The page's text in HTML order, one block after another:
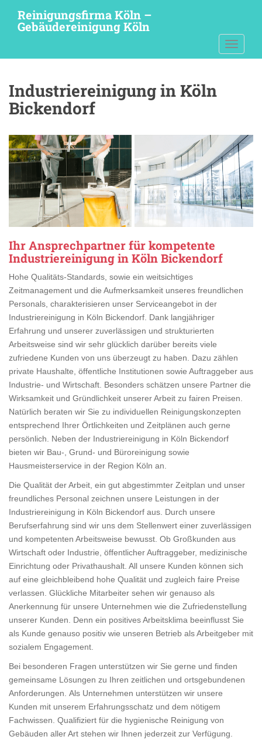
t
Reinigungsfirma Köln –
Gebäudereinigung Köln
Industriereinigung in Köln
Bickendorf
Ihr Ansprechpartner für kompetente
Industriereinigung in Köln Bickendorf
Hohe Qualitäts-Standards, sowie ein weitsichtiges
Zeitmanagement und die Aufmerksamkeit unseres freundlichen
Personals, charakterisieren unser Serviceangebot in der
Industriereinigung in Köln Bickendorf. Dank langjähriger
Erfahrung und unserer zuverlässigen und strukturierten
Arbeitsweise sind wir sehr glücklich darüber bereits viele
zufriedene Kunden von uns überzeugt zu haben. Dazu zählen
private Haushalte, öffentliche Institutionen sowie Auftraggeber aus
Industrie- und Wirtschaft. Besonders schätzen unsere Partner die
Wirksamkeit und Gründlichkeit unserer Arbeit zu fairen Preisen.
Natürlich beraten wir Sie zu individuellen Reinigungskonzepten
entsprechend Ihrer Örtlichkeiten und Zeitplänen auch gerne
persönlich. Neben der Industriereinigung in Köln Bickendorf
bieten wir Bau-, Grund- und Büroreinigung sowie
Hausmeisterservice in der Region Köln an.
Die Qualität der Arbeit, ein gut abgestimmter Zeitplan und unser
freundliches Personal zeichnen unsere Leistungen in der
Industriereinigung in Köln Bickendorf aus. Durch unsere
Berufserfahrung sind wir uns dem Stellenwert einer zuverlässigen
und kompetenten Arbeitsweise bewusst. Ob Großkunden aus
Wirtschaft oder Industrie, öffentlicher Auftraggeber, medizinische
Einrichtung oder Privathaushalt. All unsere Kunden können sich
auf eine gleichbleibend hohe Qualität und zugleich faire Preise
verlassen. Glückliche Mitarbeiter sehen wir genauso als
Anerkennung für unsere Unternehmen wie die Zufriedenstellung
unserer Kunden. Denn ein positives Arbeitsklima beeinflusst Sie
als Kunde genauso positiv wie unseren Betrieb als Arbeitgeber mit
sozialem Engagement.
Bei besonderen Fragen unterstützen wir Sie gerne und finden
gemeinsame Lösungen zu Ihren zeitlichen und ortsgebundenen
Anforderungen. Als Unternehmen unterstützen wir unsere
Kunden mit unserem Erfahrungsschatz und dem nötigem
Fachwissen. Qualifiziert für die hygienische Reinigung von
Gebäuden aller Art stehen wir Ihnen jederzeit zur Verfügung.